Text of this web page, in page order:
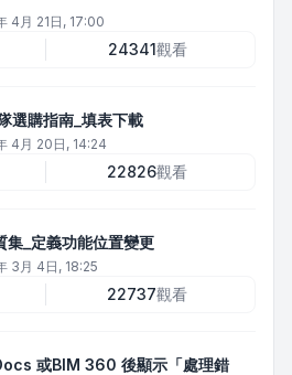
4月 21日, 17:00
24341觀看
選購指南_填表下載
4月 20日, 14:24
22826觀看
_定義功能位置變更
3月 4日, 18:25
22737觀看
或BIM 360 後顯示「處理錯